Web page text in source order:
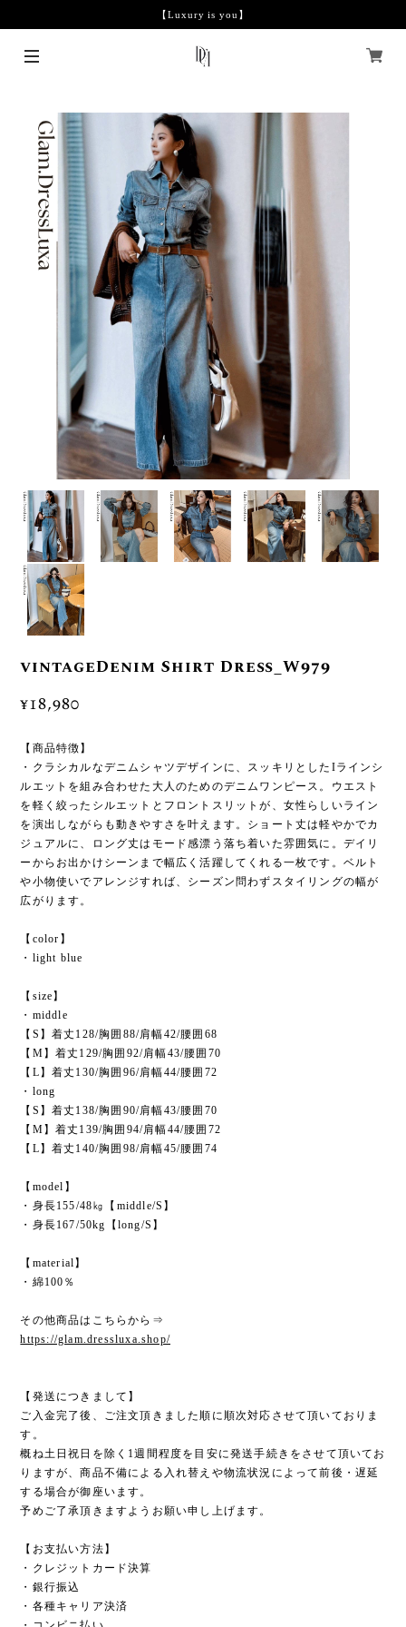
【Luxury is you】
vintageDenim Shirt Dress_W979
¥18,980
【商品特徴】
・クラシカルなデニムシャツデザインに、スッキリとしたIラインシ
ルエットを組み合わせた大人のためのデニムワンピース。ウエスト
を軽く絞ったシルエットとフロントスリットが、女性らしいライン
を演出しながらも動きやすさを叶えます。ショート丈は軽やかでカ
ジュアルに、ロング丈はモード感漂う落ち着いた雰囲気に。デイリ
ーからお出かけシーンまで幅広く活躍してくれる一枚です。ベルト
や小物使いでアレンジすれば、シーズン問わずスタイリングの幅が
広がります。
【color】
・light blue
【size】
・middle
【S】着丈128/胸囲88/肩幅42/腰囲68
【M】着丈129/胸囲92/肩幅43/腰囲70
【L】着丈130/胸囲96/肩幅44/腰囲72
・long
【S】着丈138/胸囲90/肩幅43/腰囲70
【M】着丈139/胸囲94/肩幅44/腰囲72
【L】着丈140/胸囲98/肩幅45/腰囲74
【model】
・身長155/48㎏【middle/S】
・身長167/50kg【long/S】
【material】
・綿100％
その他商品はこちらから⇒
https://glam.dressluxa.shop/
【発送につきまして】
ご入金完了後、ご注文頂きました順に順次対応させて頂いておりま
す。
概ね土日祝日を除く1週間程度を目安に発送手続きをさせて頂いてお
りますが、商品不備による入れ替えや物流状況によって前後・遅延
する場合が御座います。
予めご了承頂きますようお願い申し上げます。
【お支払い方法】
・クレジットカード決算
・銀行振込
・各種キャリア決済